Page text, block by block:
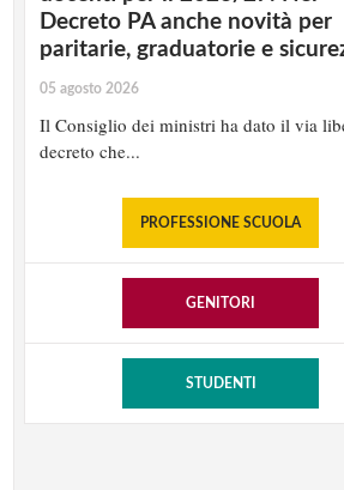
Decreto PA anche novità per
paritarie, graduatorie e
05 agosto 2026
Il Consiglio dei ministri ha dato il via
decreto che...
PROFESSIONE SCUOLA
GENITORI
STUDENTI